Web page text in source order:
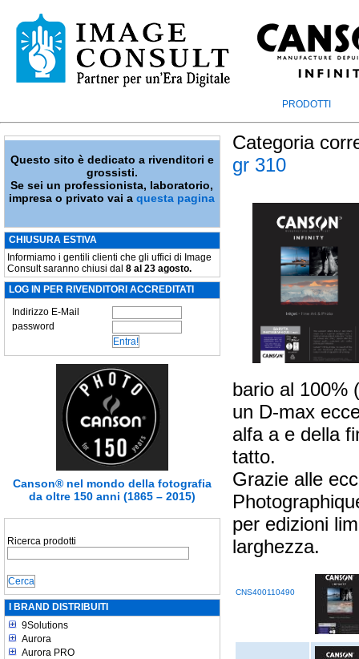
PRODOTTI
Questo sito è dedicato a rivenditori e
grossisti.
Se sei un professionista, laboratorio,
impresa o privato vai aquesta pagina
CHIUSURA ESTIVA
Informiamo i gentili clienti che gli uffici di Image
Consult saranno chiusi dal 8 al 23 agosto.
LOG IN PER RIVENDITORI ACCREDITATI
Indirizzo E-Mail
password
Canson® nel mondo della fotografia
da oltre 150 anni (1865 – 2015)
Ricerca prodotti
I BRAND DISTRIBUITI
9Solutions
Aurora
Aurora PRO
Categoria
gr 310
bario al 100%
un D-max
alfa a e della
tatto.
Grazie alle
per edizioni
larghezza.
CNS400110490